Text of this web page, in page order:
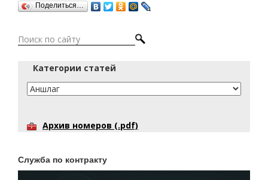
Поделиться…
Категории статей
Архив номеров (.pdf)
Служба по контракту